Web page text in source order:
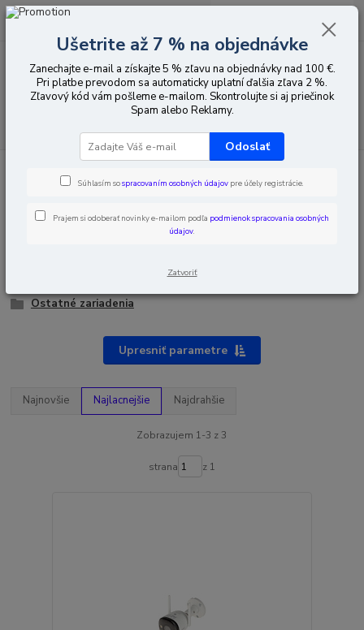
Menu
0,00 EUR
Dahua Imou
Ostatné zariadenia
Upresniť parametre
Najnovšie Najlacnejšie Najdrahšie
Zobrazujem 1-3 z 3
strana z 1
Ušetrite až 7 % na objednávke
Zanechajte e-mail a získajte 5 % zľavu na objednávky nad 100 €.
Pri platbe prevodom sa automaticky uplatní ďalšia zľava 2 %.
Zľavový kód vám pošleme e-mailom. Skontrolujte si aj priečinok
Spam alebo Reklamy.
Odoslať
Súhlasím sospracovaním osobných údajov pre účely registrácie.
Prajem si odoberať novinky e-mailom podľa podmienok spracovania osobných
údajov.
Zatvoriť